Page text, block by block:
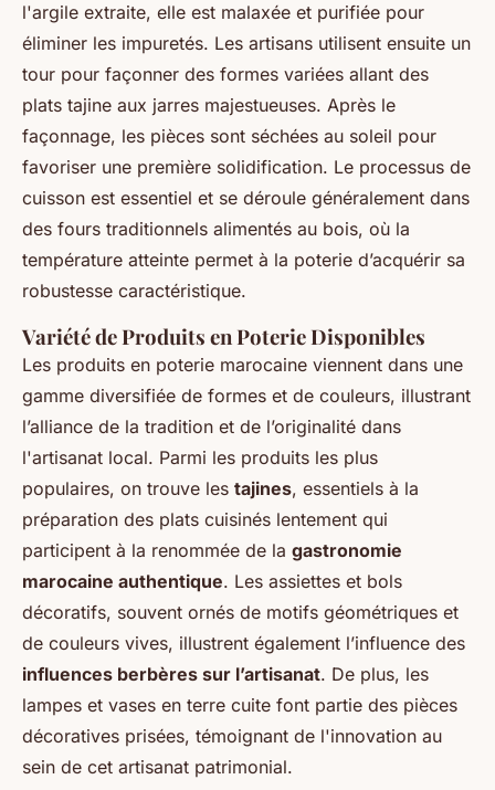
l'argile extraite, elle est malaxée et purifiée pour
éliminer les impuretés. Les artisans utilisent ensuite un
tour pour façonner des formes variées allant des
plats tajine aux jarres majestueuses. Après le
façonnage, les pièces sont séchées au soleil pour
favoriser une première solidification. Le processus de
cuisson est essentiel et se déroule généralement dans
des fours traditionnels alimentés au bois, où la
température atteinte permet à la poterie d’acquérir sa
robustesse caractéristique.
Variété de Produits en Poterie Disponibles
Les produits en poterie marocaine viennent dans une
gamme diversifiée de formes et de couleurs, illustrant
l’alliance de la tradition et de l’originalité dans
l'artisanat local. Parmi les produits les plus
populaires, on trouve les tajines, essentiels à la
préparation des plats cuisinés lentement qui
participent à la renommée de la gastronomie
marocaine authentique. Les assiettes et bols
décoratifs, souvent ornés de motifs géométriques et
de couleurs vives, illustrent également l’influence des
influences berbères sur l’artisanat. De plus, les
lampes et vases en terre cuite font partie des pièces
décoratives prisées, témoignant de l'innovation au
sein de cet artisanat patrimonial.